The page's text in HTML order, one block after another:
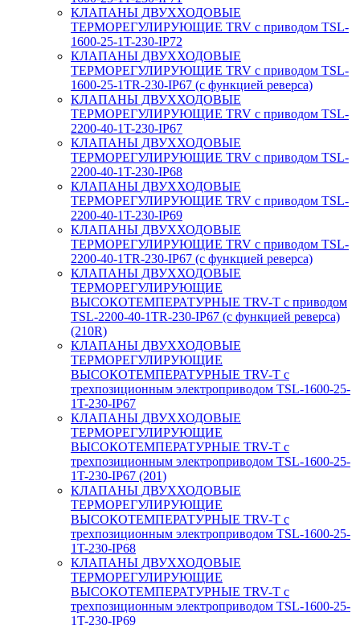
КЛАПАНЫ ДВУХХОДОВЫЕ
ТЕРМОРЕГУЛИРУЮЩИЕ TRV с приводом TSL-
1600-25-1T-230-IP72
КЛАПАНЫ ДВУХХОДОВЫЕ
ТЕРМОРЕГУЛИРУЮЩИЕ TRV с приводом TSL-
1600-25-1TR-230-IP67 (с функцией реверса)
КЛАПАНЫ ДВУХХОДОВЫЕ
ТЕРМОРЕГУЛИРУЮЩИЕ TRV с приводом TSL-
2200-40-1T-230-IP67
КЛАПАНЫ ДВУХХОДОВЫЕ
ТЕРМОРЕГУЛИРУЮЩИЕ TRV с приводом TSL-
2200-40-1T-230-IP68
КЛАПАНЫ ДВУХХОДОВЫЕ
ТЕРМОРЕГУЛИРУЮЩИЕ TRV с приводом TSL-
2200-40-1T-230-IP69
КЛАПАНЫ ДВУХХОДОВЫЕ
ТЕРМОРЕГУЛИРУЮЩИЕ TRV с приводом TSL-
2200-40-1TR-230-IP67 (с функцией реверса)
КЛАПАНЫ ДВУХХОДОВЫЕ
ТЕРМОРЕГУЛИРУЮЩИЕ
ВЫСОКОТЕМПЕРАТУРНЫЕ TRV-T с приводом
TSL-2200-40-1TR-230-IP67 (с функцией реверса)
(210R)
КЛАПАНЫ ДВУХХОДОВЫЕ
ТЕРМОРЕГУЛИРУЮЩИЕ
ВЫСОКОТЕМПЕРАТУРНЫЕ TRV-T с
трехпозиционным электроприводом TSL-1600-25-
1T-230-IP67
КЛАПАНЫ ДВУХХОДОВЫЕ
ТЕРМОРЕГУЛИРУЮЩИЕ
ВЫСОКОТЕМПЕРАТУРНЫЕ TRV-T с
трехпозиционным электроприводом TSL-1600-25-
1T-230-IP67 (201)
КЛАПАНЫ ДВУХХОДОВЫЕ
ТЕРМОРЕГУЛИРУЮЩИЕ
ВЫСОКОТЕМПЕРАТУРНЫЕ TRV-T с
трехпозиционным электроприводом TSL-1600-25-
1T-230-IP68
КЛАПАНЫ ДВУХХОДОВЫЕ
ТЕРМОРЕГУЛИРУЮЩИЕ
ВЫСОКОТЕМПЕРАТУРНЫЕ TRV-T с
трехпозиционным электроприводом TSL-1600-25-
1T-230-IP69